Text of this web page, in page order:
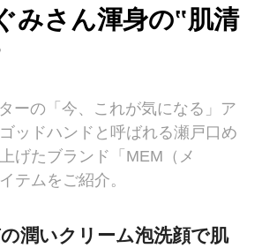
みさん渾身の‟肌清
ーの「今、これが気になる」ア
ッドハンドと呼ばれる瀬戸口め
げたブランド「MEM（メ
テムをご紹介。
潤いクリーム泡洗顔で肌